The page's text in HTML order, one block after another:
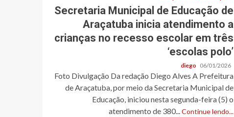
Secretaria Municipal de Educação de
Araçatuba inicia atendimento a
crianças no recesso escolar em três
‘escolas polo’
diego 06/01/2026
Foto Divulgação Da redação Diego Alves A Prefeitura
de Araçatuba, por meio da Secretaria Municipal de
Educação, iniciou nesta segunda-feira (5) o
atendimento de 380...Continue lendo...